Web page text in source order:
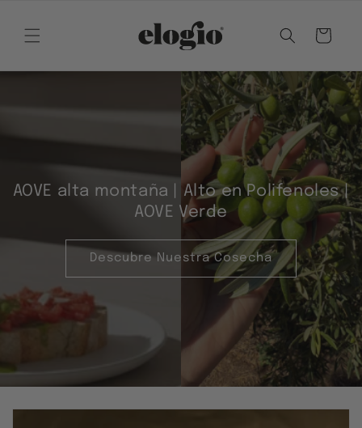
al contenido
Carrito
AOVE alta montaña | Alto en Polifenoles |
AOVE Verde
Descubre Nuestra Cosecha